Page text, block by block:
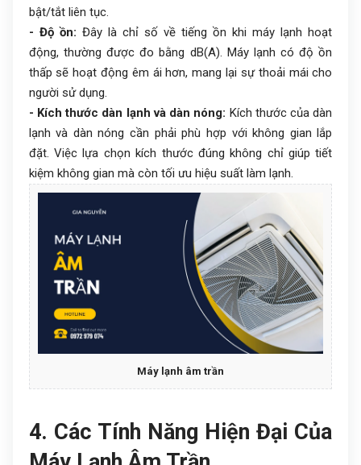
bật/tắt liên tục.
- Độ ồn: Đây là chỉ số về tiếng ồn khi máy lạnh hoạt
động, thường được đo bằng dB(A). Máy lạnh có độ ồn
thấp sẽ hoạt động êm ái hơn, mang lại sự thoải mái cho
người sử dụng.
- Kích thước dàn lạnh và dàn nóng: Kích thước của dàn
lạnh và dàn nóng cần phải phù hợp với không gian lắp
đặt. Việc lựa chọn kích thước đúng không chỉ giúp tiết
kiệm không gian mà còn tối ưu hiệu suất làm lạnh.
Máy lạnh âm trần
4. Các Tính Năng Hiện Đại Của